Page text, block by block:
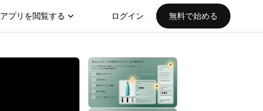
アプリを閲覧する ログイン 無料で始める